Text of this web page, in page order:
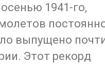
1941-го,
выпущено
Этот рекорд